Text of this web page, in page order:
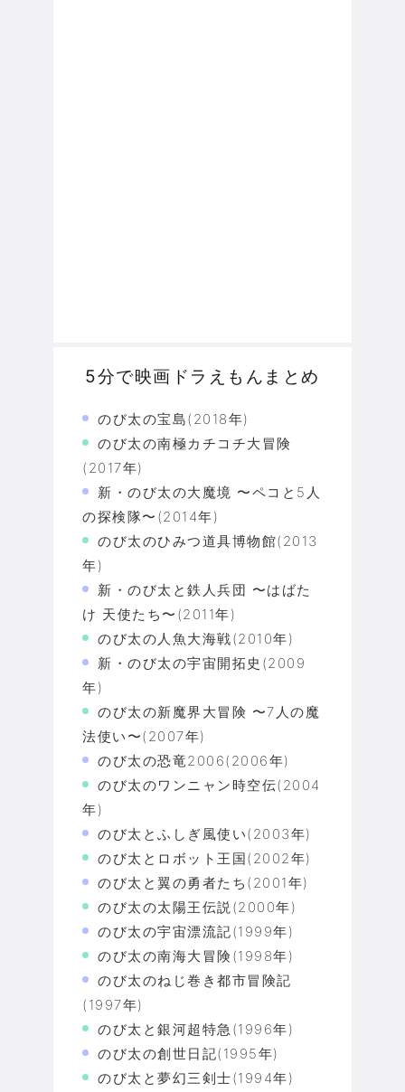
5分で映画ドラえもんまとめ
のび太の宝島(2018年)
のび太の南極カチコチ大冒険
(2017年)
新・のび太の大魔境 〜ペコと5人
の探検隊〜(2014年)
のび太のひみつ道具博物館(2013
年)
新・のび太と鉄人兵団 〜はばた
け 天使たち〜(2011年)
のび太の人魚大海戦(2010年)
新・のび太の宇宙開拓史(2009
年)
のび太の新魔界大冒険 〜7人の魔
法使い〜(2007年)
のび太の恐竜2006(2006年)
のび太のワンニャン時空伝(2004
年)
のび太とふしぎ風使い(2003年)
のび太とロボット王国(2002年)
のび太と翼の勇者たち(2001年)
のび太の太陽王伝説(2000年)
のび太の宇宙漂流記(1999年)
のび太の南海大冒険(1998年)
のび太のねじ巻き都市冒険記
(1997年)
のび太と銀河超特急(1996年)
のび太の創世日記(1995年)
のび太と夢幻三剣士(1994年)